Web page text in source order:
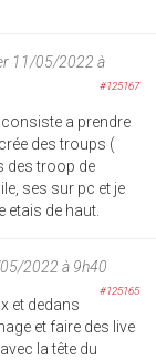
11/05/2022 à
#125167
a prendre
des troups (
des troop de
ses sur pc et je
etais de haut.
2022 à 9h40
#125165
et dedans
et faire des live
la tête du